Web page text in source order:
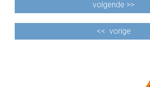
volgende >>
<< vorige